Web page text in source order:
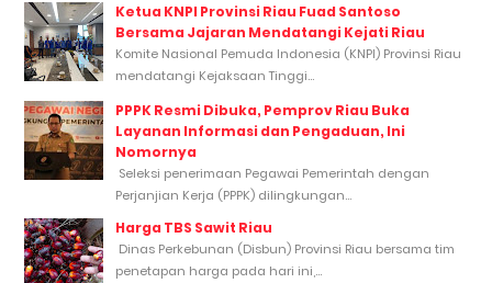
Ketua KNPI Provinsi Riau Fuad Santoso
Bersama Jajaran Mendatangi Kejati Riau
Komite Nasional Pemuda Indonesia (KNPI) Provinsi Riau
mendatangi Kejaksaan Tinggi...
PPPK Resmi Dibuka, Pemprov Riau Buka
Layanan Informasi dan Pengaduan, Ini
Nomornya
Seleksi penerimaan Pegawai Pemerintah dengan
Perjanjian Kerja (PPPK) dilingkungan...
Harga TBS Sawit Riau
Dinas Perkebunan (Disbun) Provinsi Riau bersama tim
penetapan harga pada hari ini,...